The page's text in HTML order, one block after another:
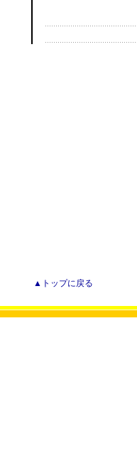
▲トップに戻る